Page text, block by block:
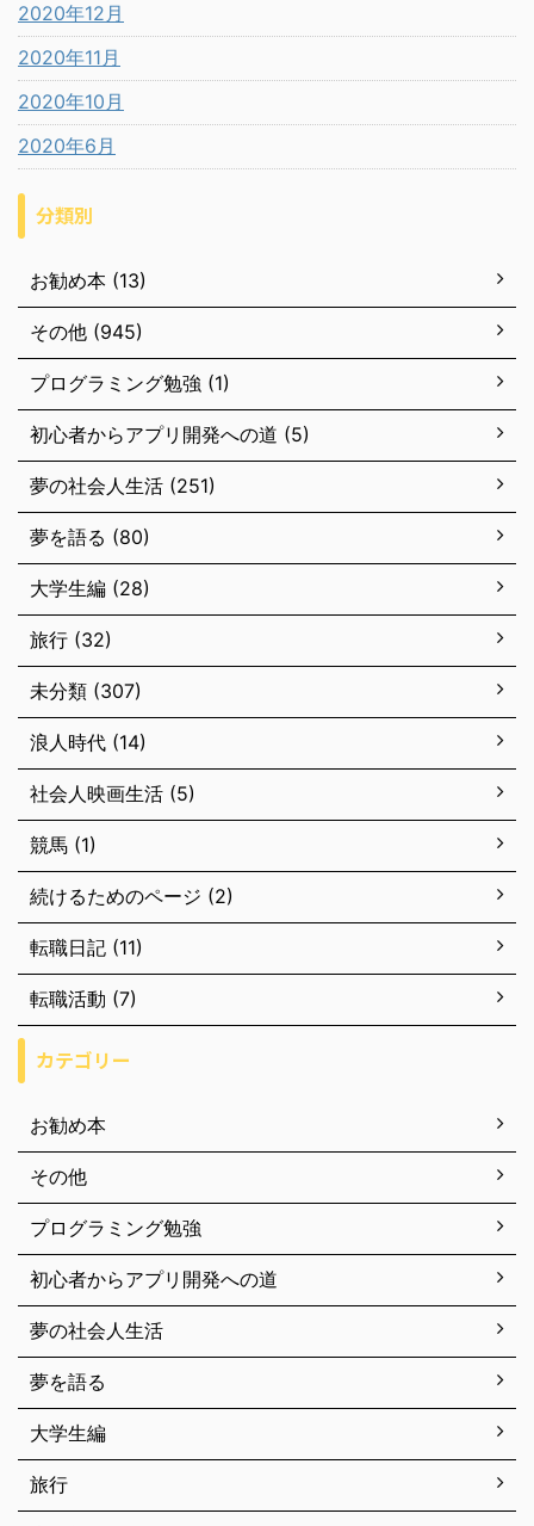
2020年12月
2020年11月
2020年10月
2020年6月
分類別
お勧め本 (13)
その他 (945)
プログラミング勉強 (1)
初心者からアプリ開発への道 (5)
夢の社会人生活 (251)
夢を語る (80)
大学生編 (28)
旅行 (32)
未分類 (307)
浪人時代 (14)
社会人映画生活 (5)
競馬 (1)
続けるためのページ (2)
転職日記 (11)
転職活動 (7)
カテゴリー
お勧め本
その他
プログラミング勉強
初心者からアプリ開発への道
夢の社会人生活
夢を語る
大学生編
旅行